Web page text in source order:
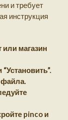
и требует
инструкция
магазин
файла.
pinco и